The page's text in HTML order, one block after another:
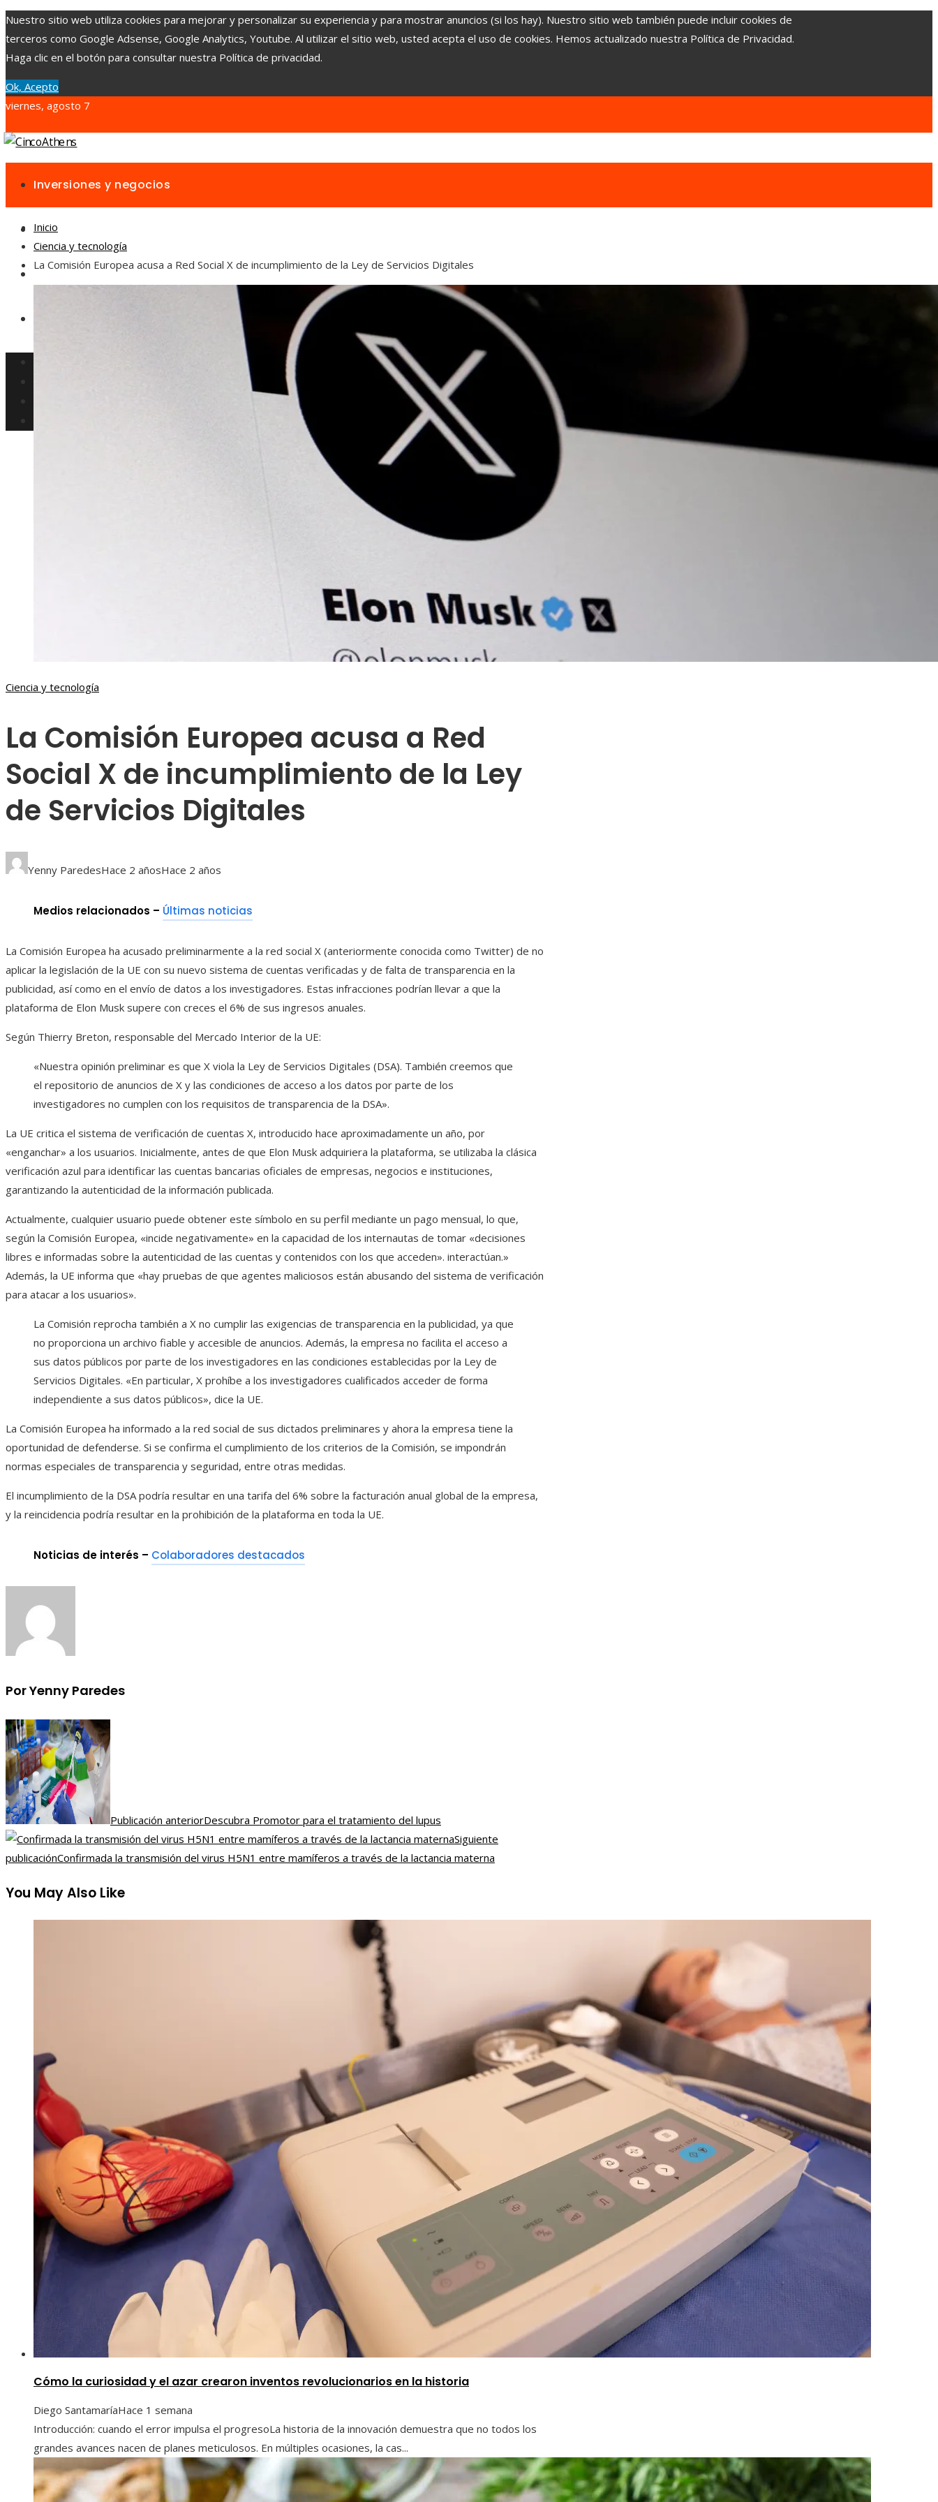
Nuestro sitio web utiliza cookies para mejorar y personalizar su experiencia y para mostrar anuncios (si los hay). Nuestro sitio web también puede incluir cookies de
terceros como Google Adsense, Google Analytics, Youtube. Al utilizar el sitio web, usted acepta el uso de cookies. Hemos actualizado nuestra Política de Privacidad.
Haga clic en el botón para consultar nuestra Política de privacidad.
Ok, Acepto
viernes, agosto 7
Inversiones y negocios
Ciencia y tecnología
Cultura y ocio
Inicio
Ciencia y tecnología
La Comisión Europea acusa a Red Social X de incumplimiento de la Ley de Servicios Digitales
Ciencia y tecnología
La Comisión Europea acusa a Red
Social X de incumplimiento de la Ley
de Servicios Digitales
Yenny ParedesHace 2 añosHace 2 años
Medios relacionados – Últimas noticias
La Comisión Europea ha acusado preliminarmente a la red social X (anteriormente conocida como Twitter) de no
aplicar la legislación de la UE con su nuevo sistema de cuentas verificadas y de falta de transparencia en la
publicidad, así como en el envío de datos a los investigadores. Estas infracciones podrían llevar a que la
plataforma de Elon Musk supere con creces el 6% de sus ingresos anuales.
Según Thierry Breton, responsable del Mercado Interior de la UE:
«Nuestra opinión preliminar es que X viola la Ley de Servicios Digitales (DSA). También creemos que
el repositorio de anuncios de X y las condiciones de acceso a los datos por parte de los
investigadores no cumplen con los requisitos de transparencia de la DSA».
La UE critica el sistema de verificación de cuentas X, introducido hace aproximadamente un año, por
«enganchar» a los usuarios. Inicialmente, antes de que Elon Musk adquiriera la plataforma, se utilizaba la clásica
verificación azul para identificar las cuentas bancarias oficiales de empresas, negocios e instituciones,
garantizando la autenticidad de la información publicada.
Actualmente, cualquier usuario puede obtener este símbolo en su perfil mediante un pago mensual, lo que,
según la Comisión Europea, «incide negativamente» en la capacidad de los internautas de tomar «decisiones
libres e informadas sobre la autenticidad de las cuentas y contenidos con los que acceden». interactúan.»
Además, la UE informa que «hay pruebas de que agentes maliciosos están abusando del sistema de verificación
para atacar a los usuarios».
La Comisión reprocha también a X no cumplir las exigencias de transparencia en la publicidad, ya que
no proporciona un archivo fiable y accesible de anuncios. Además, la empresa no facilita el acceso a
sus datos públicos por parte de los investigadores en las condiciones establecidas por la Ley de
Servicios Digitales. «En particular, X prohíbe a los investigadores cualificados acceder de forma
independiente a sus datos públicos», dice la UE.
La Comisión Europea ha informado a la red social de sus dictados preliminares y ahora la empresa tiene la
oportunidad de defenderse. Si se confirma el cumplimiento de los criterios de la Comisión, se impondrán
normas especiales de transparencia y seguridad, entre otras medidas.
El incumplimiento de la DSA podría resultar en una tarifa del 6% sobre la facturación anual global de la empresa,
y la reincidencia podría resultar en la prohibición de la plataforma en toda la UE.
Noticias de interés – Colaboradores destacados
Por Yenny Paredes
Publicación anteriorDescubra Promotor para el tratamiento del lupus
Siguiente
publicaciónConfirmada la transmisión del virus H5N1 entre mamíferos a través de la lactancia materna
You May Also Like
Cómo la curiosidad y el azar crearon inventos revolucionarios en la historia
Diego SantamaríaHace 1 semana
Introducción: cuando el error impulsa el progresoLa historia de la innovación demuestra que no todos los
grandes avances nacen de planes meticulosos. En múltiples ocasiones, la cas...